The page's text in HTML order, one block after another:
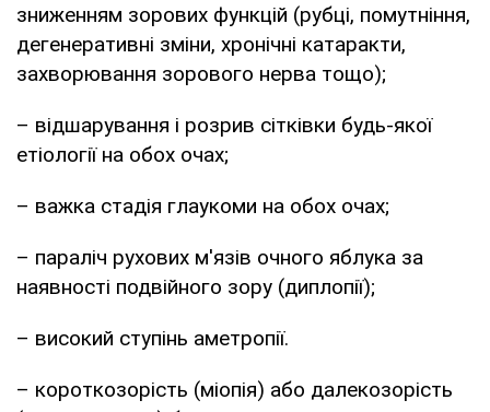
зниженням зорових функцій (рубці, помутніння,
дегенеративні зміни, хронічні катаракти,
захворювання зорового нерва тощо);
– відшарування і розрив сітківки будь-якої
етіології на обох очах;
– важка стадія глаукоми на обох очах;
– параліч рухових м'язів очного яблука за
наявності подвійного зору (диплопії);
– високий ступінь аметропії.
– короткозорість (міопія) або далекозорість